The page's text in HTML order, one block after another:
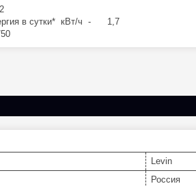
в сутки* кВт/ч - 1,7
Levin
Россия